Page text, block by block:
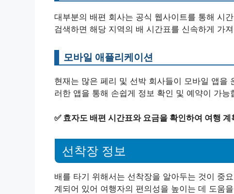
대부분의 배편 회사는 공식 웹사이트를 통해 시
검색하면 해당 지역의 배 시간표를 신속하게 가
모바일 애플리케이션
현재는 많은 페리 및 선박 회사들이 모바일 앱을
러한 앱을 통해 손쉽게 정보 확인 및 예약이 가능
✅ 효자도 배편 시간표와 요금을 확인하여 여행
선착장 정보
배를 타기 위해서는 선착장을 알아두는 것이 중
계되어 있어 여행자의 편의성을 높이는 데 도움